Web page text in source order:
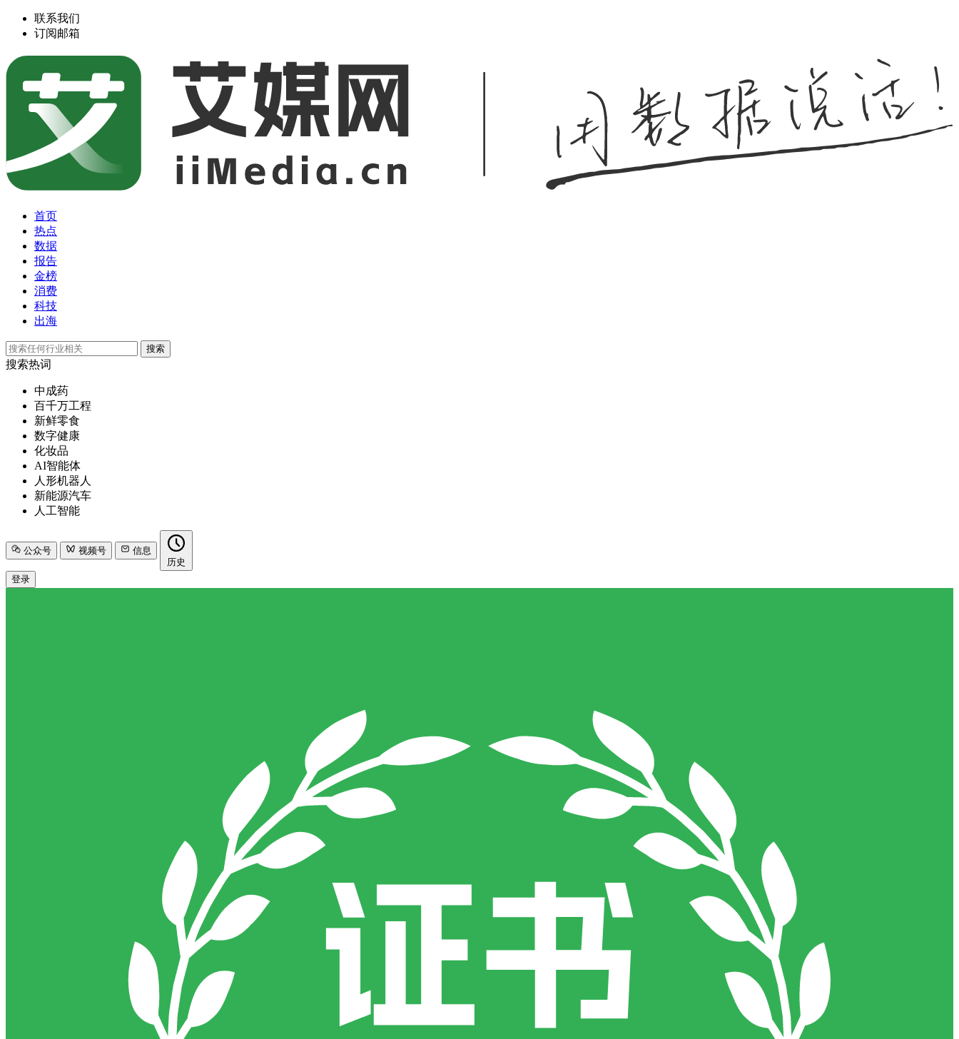
联系我们
订阅邮箱
首页
热点
数据
报告
金榜
消费
科技
出海
搜索
搜索热词
中成药
百千万工程
新鲜零食
数字健康
化妆品
AI智能体
人形机器人
新能源汽车
人工智能
公众号 视频号
信息
历史
登录